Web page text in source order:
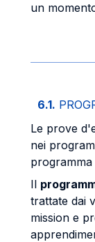
un
6.1.
Le prove
nei
Il
trattate dai
mission e